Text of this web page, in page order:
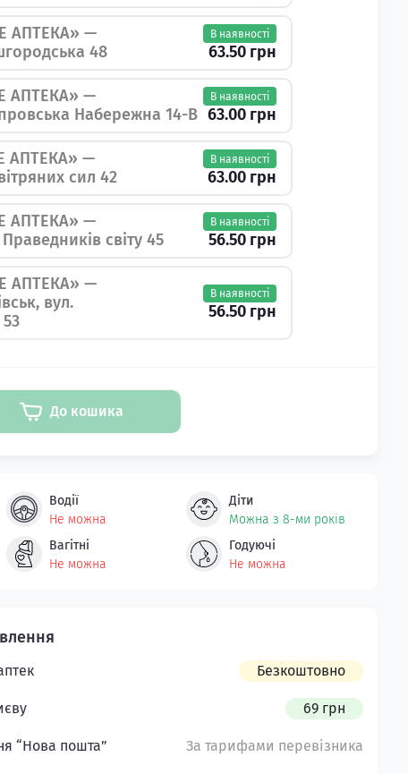
АПТЕКА» —
48
В наявності
63.50 грн
АПТЕКА» —
Набережна 14-В
В наявності
63.00 грн
АПТЕКА» —
сил 42
В наявності
63.00 грн
АПТЕКА» —
світу 45
В наявності
56.50 грн
АПТЕКА» —
вул.
В наявності
56.50 грн
До кошика
Водії
Не можна
Діти
Можна з 8-ми років
Вагітні
Не можна
Годуючі
Не можна
Безкоштовно
69 грн
“Нова пошта” За тарифами перевізника